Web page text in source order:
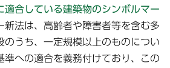
合している建築物のシンボルマー
新法は、高齢者や障害者等を含む多
のうち、一定規模以上のものについ
準への適合を義務付けており、この